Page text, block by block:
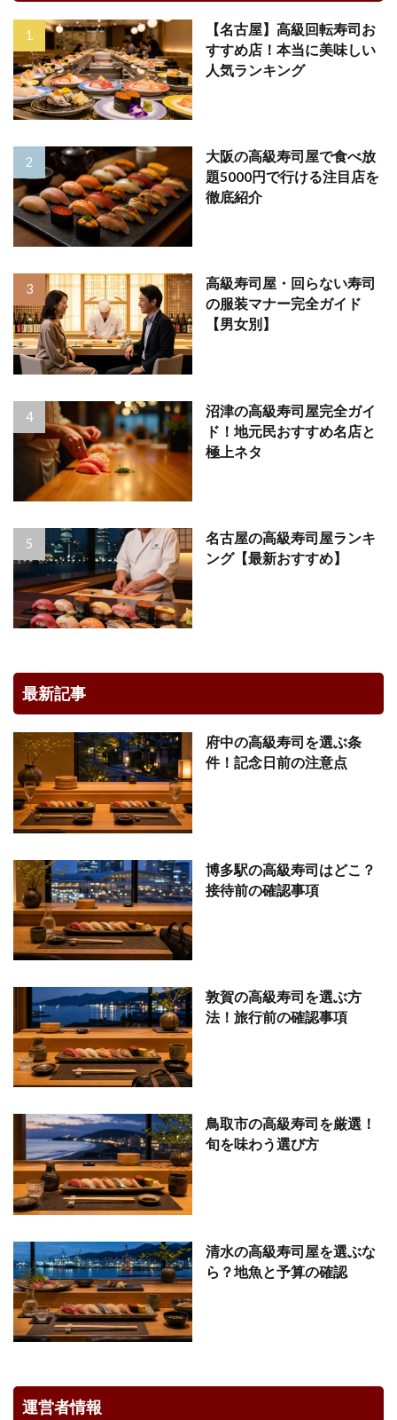
【名古屋】高級回転寿司お
すすめ店！本当に美味しい
人気ランキング
大阪の高級寿司屋で食べ放
題5000円で行ける注目店を
徹底紹介
高級寿司屋・回らない寿司
の服装マナー完全ガイド
【男女別】
沼津の高級寿司屋完全ガイ
ド！地元民おすすめ名店と
極上ネタ
名古屋の高級寿司屋ランキ
ング【最新おすすめ】
最新記事
府中の高級寿司を選ぶ条
件！記念日前の注意点
博多駅の高級寿司はどこ？
接待前の確認事項
敦賀の高級寿司を選ぶ方
法！旅行前の確認事項
鳥取市の高級寿司を厳選！
旬を味わう選び方
清水の高級寿司屋を選ぶな
ら？地魚と予算の確認
運営者情報